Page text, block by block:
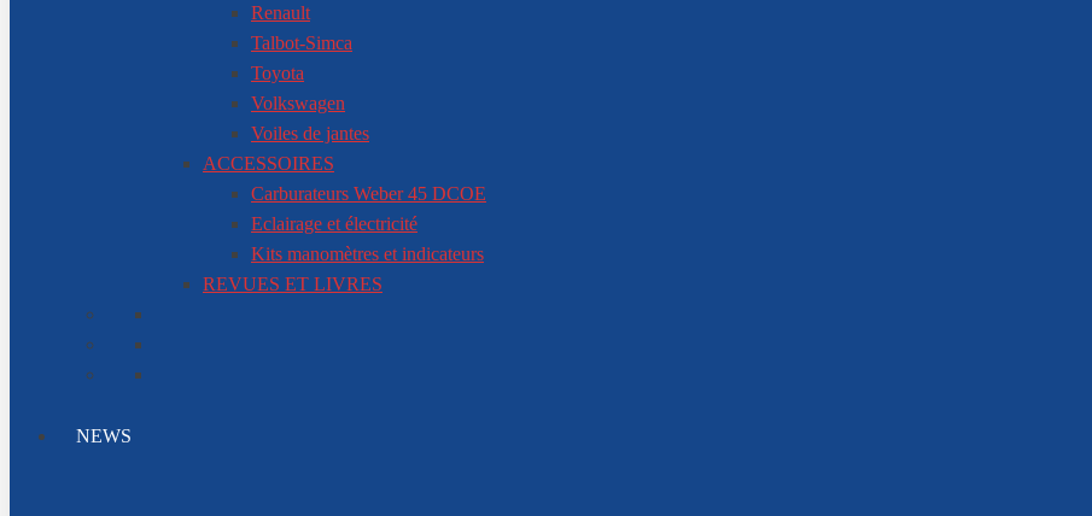
Renault
Talbot-Simca
Toyota
Volkswagen
Voiles de jantes
ACCESSOIRES
Carburateurs Weber 45 DCOE
Eclairage et électricité
Kits manomètres et indicateurs
REVUES ET LIVRES
NEWS